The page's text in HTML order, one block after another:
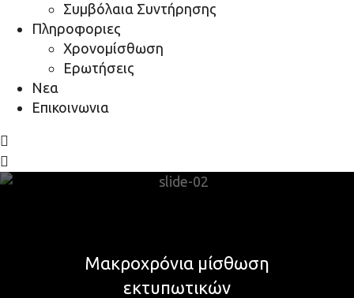
Συμβόλαια Συντήρησης
Πληροφοριες
Χρονομίσθωση
Ερωτήσεις
Νεα
Επικοινωνια
Μακροχρόνια μίσθωση
εκτυπωτικών